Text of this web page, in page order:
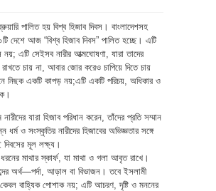
পালিত হয় বিশ্ব হিজাব দিবস। বাংলাদেশসহ
দেশে আজ “বিশ্ব হিজাব দিবস” পালিত হচ্ছে। এটি
নয়; এটি সেইসব নারীর আত্মঘোষণা, যারা তাদের
রাখতে চায় না, আবার জোর করেও চাপিয়ে দিতে চায়
নিছক একটি কাপড় নয়;এটি একটি পরিচয়, অধিকার ও
নারীদের যারা হিজাব পরিধান করেন, তাঁদের প্রতি সম্মান
ধর্ম ও সংস্কৃতির নারীদের হিজাবের অভিজ্ঞতার সঙ্গে
দিবসের মূল লক্ষ্য।
মাথার স্কার্ফ, যা মাথা ও গলা আবৃত রাখে।
অর্থ—পর্দা, আড়াল বা বিভাজন। তবে ইসলামী
কেবল বাহ্যিক পোশাক নয়; এটি আচরণ, দৃষ্টি ও মননের